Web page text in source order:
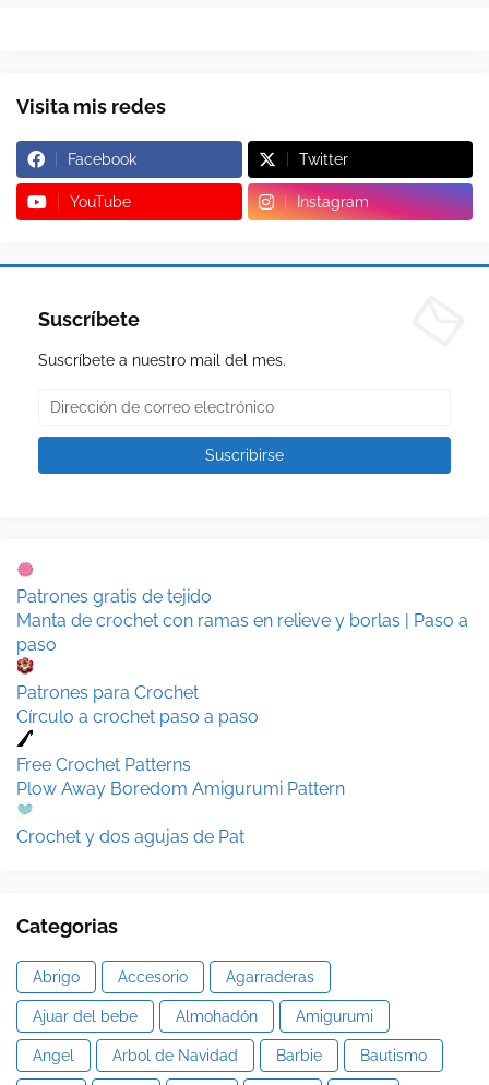
Visita mis redes
Facebook Twitter
YouTube Instagram
Suscríbete
Suscríbete a nuestro mail del mes.
Patrones gratis de tejido
Manta de crochet con ramas en relieve y borlas | Paso a
paso
Patrones para Crochet
Círculo a crochet paso a paso
Free Crochet Patterns
Plow Away Boredom Amigurumi Pattern
Crochet y dos agujas de Pat
Categorias
Abrigo Accesorio Agarraderas
Ajuar del bebe Almohadón Amigurumi
Angel Arbol de Navidad Barbie Bautismo